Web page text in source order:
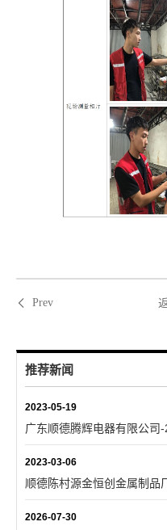
Prev
推荐新闻
2023-05-19
广东顺德腾辉电器有限公司
2023-03-06
顺德陈村源金恒创金属制品
2026-07-30